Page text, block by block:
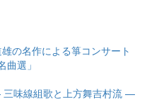
の名作による箏コンサート
選」
味線組歌と上方舞吉村流 —